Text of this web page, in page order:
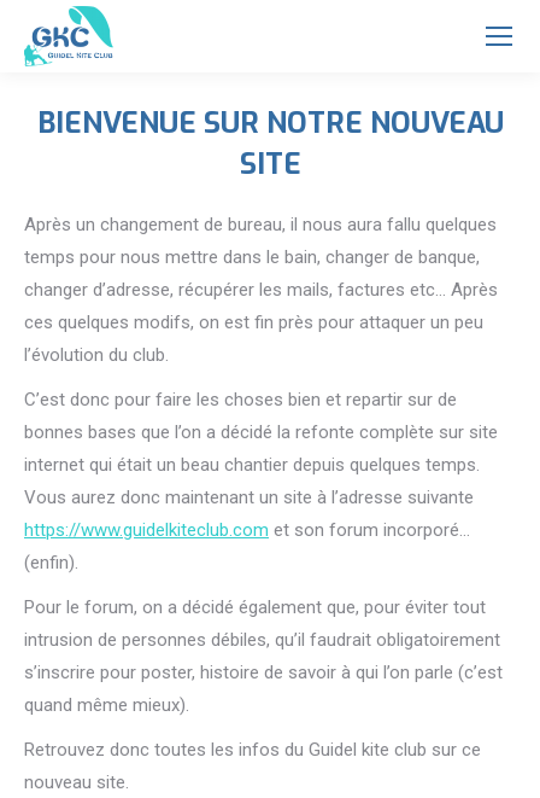
BIENVENUE SUR NOTRE NOUVEAU
SITE
Après un changement de bureau, il nous aura fallu quelques
temps pour nous mettre dans le bain, changer de banque,
changer d’adresse, récupérer les mails, factures etc… Après
ces quelques modifs, on est fin près pour attaquer un peu
l’évolution du club.
C’est donc pour faire les choses bien et repartir sur de
bonnes bases que l’on a décidé la refonte complète sur site
internet qui était un beau chantier depuis quelques temps.
Vous aurez donc maintenant un site à l’adresse suivante
https://www.guidelkiteclub.com et son forum incorporé…
(enfin).
Pour le forum, on a décidé également que, pour éviter tout
intrusion de personnes débiles, qu’il faudrait obligatoirement
s’inscrire pour poster, histoire de savoir à qui l’on parle (c’est
quand même mieux).
Retrouvez donc toutes les infos du Guidel kite club sur ce
nouveau site.